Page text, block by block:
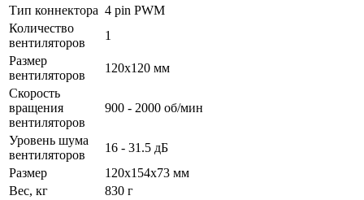
Тип коннектора 4 pin PWM
Количество
вентиляторов
1
Размер
вентиляторов
120x120 мм
Скорость
вращения
вентиляторов
900 - 2000 об/мин
Уровень шума
вентиляторов
16 - 31.5 дБ
Размер
120x154x73 мм
Вес, кг
830 г